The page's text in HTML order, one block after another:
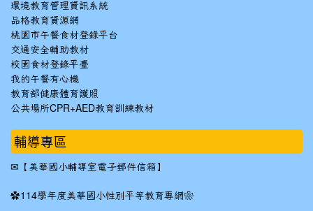
環境教育管理資訊系統
品格教育資源網
桃園市午餐食材登錄平台
交通安全輔助教材
校園食材登錄平臺
我的午餐有心機
教育部健康體育護照
公共場所CPR+AED教育訓練教材
輔導專區
✉ 【美華國小輔導室電子郵件信箱】
✿114學年度美華國小性別平等教育專網❀